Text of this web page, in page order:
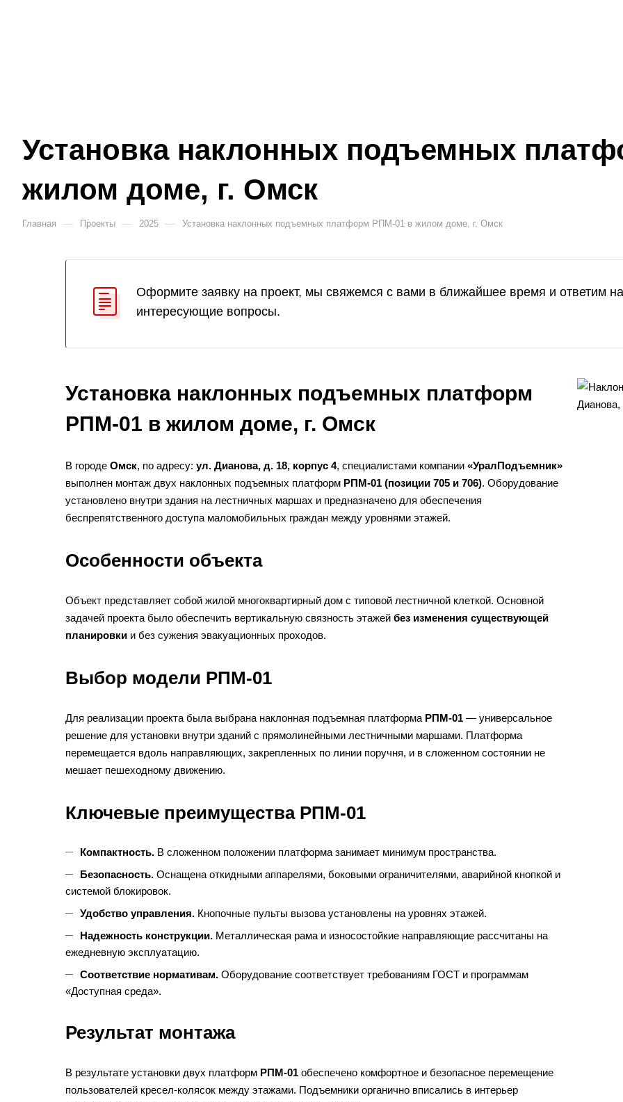
Установка наклонных подъемных
жилом доме, г. Омск
Главная — Проекты — 2025 — Установка наклонных подъемных платформ РПМ-01 в жилом доме, г. Омск
Оформите заявку на проект, мы свяжемся с вами в ближайшее время и ответим
интересующие вопросы.
Установка наклонных подъемных платформ
РПМ-01 в жилом доме, г. Омск
В городе Омск, по адресу: ул. Дианова, д. 18, корпус 4, специалистами компании «УралПодъемник»
выполнен монтаж двух наклонных подъемных платформ РПМ-01 (позиции 705 и 706). Оборудование
установлено внутри здания на лестничных маршах и предназначено для обеспечения
беспрепятственного доступа маломобильных граждан между уровнями этажей.
Особенности объекта
Объект представляет собой жилой многоквартирный дом с типовой лестничной клеткой. Основной
задачей проекта было обеспечить вертикальную связность этажей без изменения существующей
планировки и без сужения эвакуационных проходов.
Выбор модели РПМ-01
Для реализации проекта была выбрана наклонная подъемная платформа РПМ-01 — универсальное
решение для установки внутри зданий с прямолинейными лестничными маршами. Платформа
перемещается вдоль направляющих, закрепленных по линии поручня, и в сложенном состоянии не
мешает пешеходному движению.
Ключевые преимущества РПМ-01
Компактность. В сложенном положении платформа занимает минимум пространства.
Безопасность. Оснащена откидными аппарелями, боковыми ограничителями, аварийной кнопкой и
системой блокировок.
Удобство управления. Кнопочные пульты вызова установлены на уровнях этажей.
Надежность конструкции. Металлическая рама и износостойкие направляющие рассчитаны на
ежедневную эксплуатацию.
Соответствие нормативам. Оборудование соответствует требованиям ГОСТ и программам
«Доступная среда».
Результат монтажа
В результате установки двух платформ РПМ-01 обеспечено комфортное и безопасное перемещение
пользователей кресел-колясок между этажами. Подъемники органично вписались в интерьер